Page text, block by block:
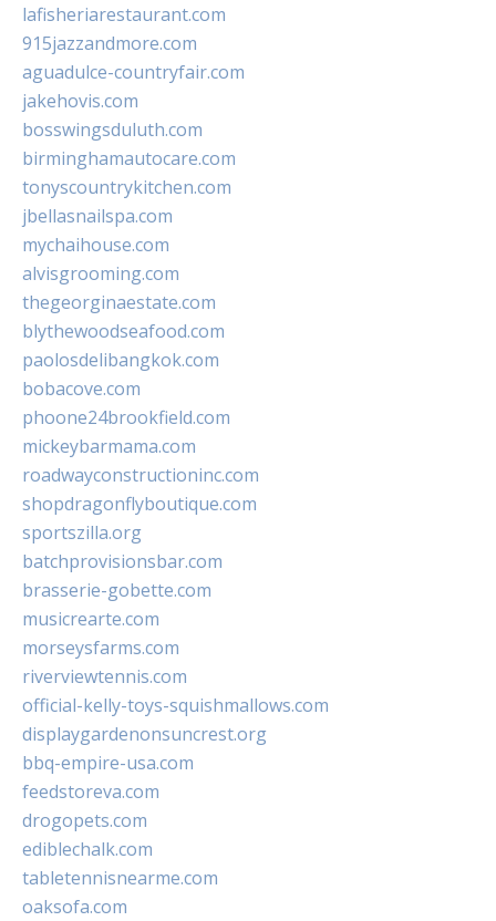
lafisheriarestaurant.com
915jazzandmore.com
aguadulce-countryfair.com
jakehovis.com
bosswingsduluth.com
birminghamautocare.com
tonyscountrykitchen.com
jbellasnailspa.com
mychaihouse.com
alvisgrooming.com
thegeorginaestate.com
blythewoodseafood.com
paolosdelibangkok.com
bobacove.com
phoone24brookfield.com
mickeybarmama.com
roadwayconstructioninc.com
shopdragonflyboutique.com
sportszilla.org
batchprovisionsbar.com
brasserie-gobette.com
musicrearte.com
morseysfarms.com
riverviewtennis.com
official-kelly-toys-squishmallows.com
displaygardenonsuncrest.org
bbq-empire-usa.com
feedstoreva.com
drogopets.com
ediblechalk.com
tabletennisnearme.com
oaksofa.com